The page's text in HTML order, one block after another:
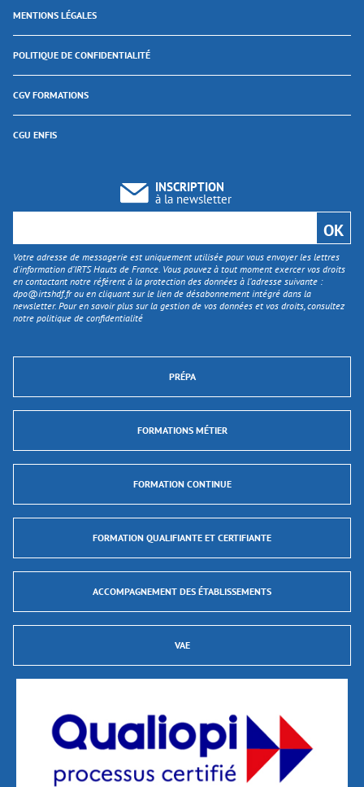
MENTIONS LÉGALES
POLITIQUE DE CONFIDENTIALITÉ
CGV FORMATIONS
CGU ENFIS
INSCRIPTION
à la newsletter
Votre adresse de messagerie est uniquement utilisée pour vous envoyer les lettres
d'information d’IRTS Hauts de France. Vous pouvez à tout moment exercer vos droits
en contactant notre référent à la protection des données à l’adresse suivante :
dpo@irtshdf.frou en cliquant sur le lien de désabonnement intégré dans la
newsletter. Pour en savoir plus sur la gestion de vos données et vos droits, consultez
notre politique de confidentialité
PRÉPA
FORMATIONS MÉTIER
FORMATION CONTINUE
FORMATION QUALIFIANTE ET CERTIFIANTE
ACCOMPAGNEMENT DES ÉTABLISSEMENTS
VAE